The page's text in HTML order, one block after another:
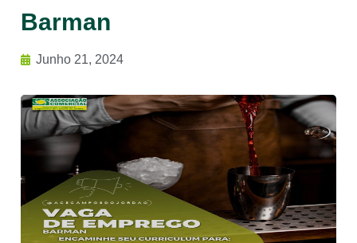
Barman
Junho 21, 2024